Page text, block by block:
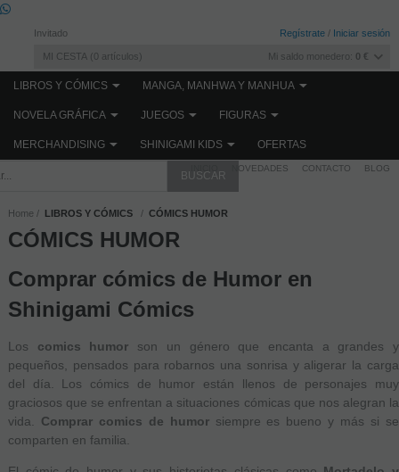
Invitado Regístrate / Iniciar sesión
MI CESTA 0 artículos Mi saldo monedero: 0 €
NOVEDADES CONTACTO BLOG
LIBROS Y CÓMICS MANGA, MANHWA Y MANHUA
NOVELA GRÁFICA JUEGOS FIGURAS
MERCHANDISING SHINIGAMI KIDS OFERTAS
Home LIBROS Y CÓMICS CÓMICS HUMOR
CÓMICS HUMOR
Comprar cómics de Humor en
Shinigami Cómics
Los comics humor son un género que encanta a grandes y
pequeños, pensados para robarnos una sonrisa y aligerar la carga
del día. Los cómics de humor están llenos de personajes muy
graciosos que se enfrentan a situaciones cómicas que nos alegran la
vida. Comprar comics de humorsiempre es bueno y más si se
comparten en familia.